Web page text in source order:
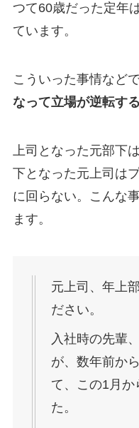
つて60歳だった定年
ています。
こういった事情など
なって立場が逆転す
上司となった元部下
下となった元上司は
に回らない。こんな
ます。
元上司、年上
ださい。
入社時の先輩
が、数年前か
て、この1月か
た。